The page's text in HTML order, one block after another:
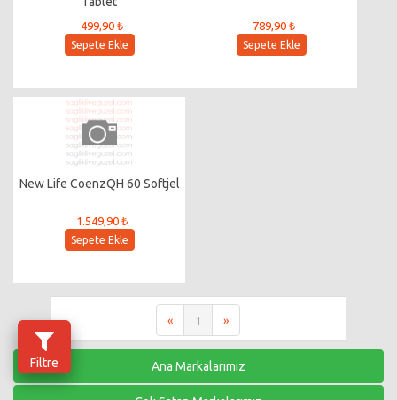
499,90 ₺
Sepete Ekle
789,90 ₺
Sepete Ekle
New Life CoenzQH 60 Softjel
1.549,90 ₺
Sepete Ekle
« 1 »
Filtre Ana Markalarımız